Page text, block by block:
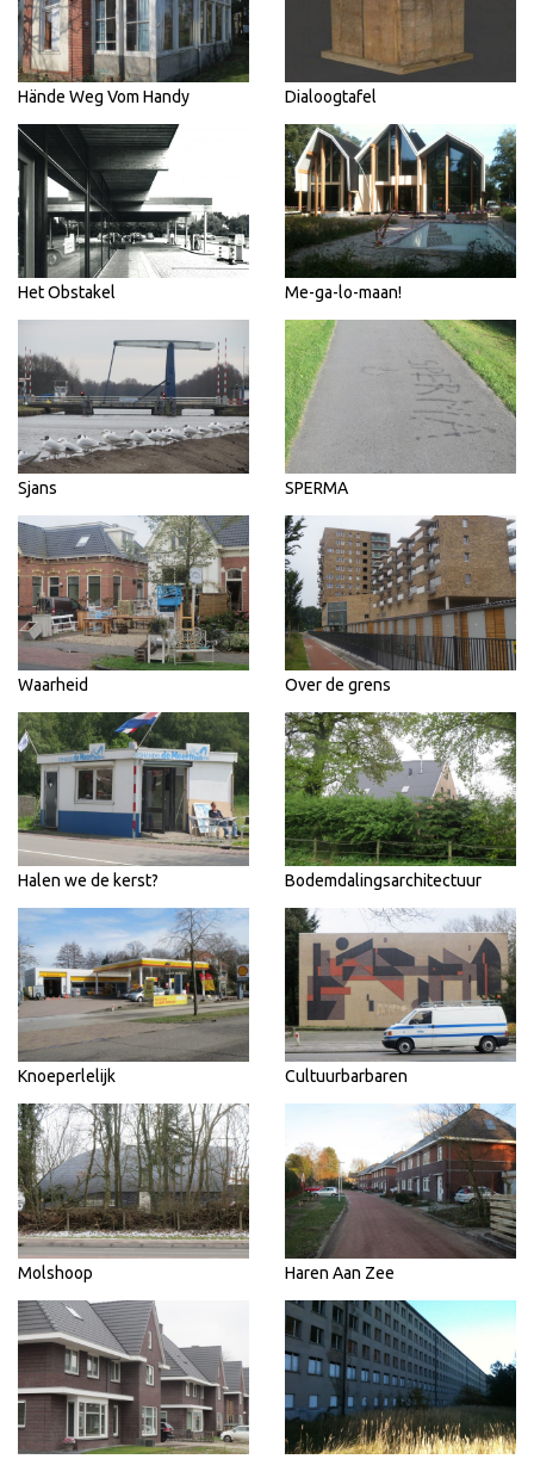
Hände Weg Vom Handy Dialoogtafel
Het Obstakel Me-ga-lo-maan!
Sjans SPERMA
Waarheid Over de grens
Halen we de kerst? Bodemdalingsarchitectuur
Knoeperlelijk Cultuurbarbaren
Molshoop Haren Aan Zee